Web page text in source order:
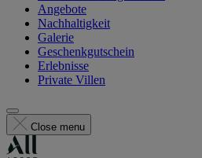
Angebote
Nachhaltigkeit
Galerie
Geschenkgutschein
Erlebnisse
Private Villen
Close menu